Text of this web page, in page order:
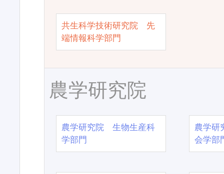
共生科学技術研究院 先
端情報科学部門
農学研究院
農学研究院 生物生産科
学部門
農学
会学部